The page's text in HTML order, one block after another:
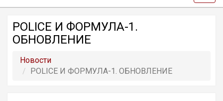
POLICE И ФОРМУЛА-1.
ОБНОВЛЕНИЕ
Новости
POLICE И ФОРМУЛА-1. ОБНОВЛЕНИЕ